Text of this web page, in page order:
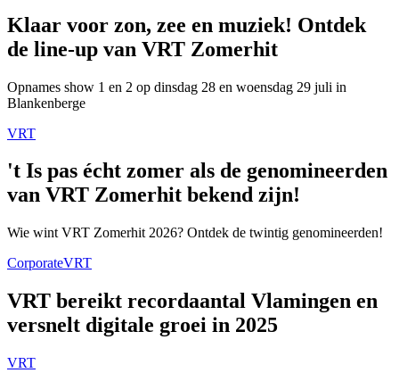
Klaar voor zon, zee en muziek! Ontdek
de line-up van VRT Zomerhit
Opnames show 1 en 2 op dinsdag 28 en woensdag 29 juli in
Blankenberge
VRT
't Is pas écht zomer als de genomineerden
van VRT Zomerhit bekend zijn!
Wie wint VRT Zomerhit 2026? Ontdek de twintig genomineerden!
CorporateVRT
VRT bereikt recordaantal Vlamingen en
versnelt digitale groei in 2025
VRT